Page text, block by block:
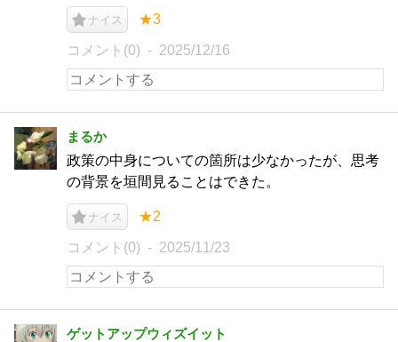
ナイス ★3
コメント(0) 2025/12/16
まるか
政策の中身についての箇所は少なかったが、思考
の背景を垣間見ることはできた。
ナイス ★2
コメント(0) 2025/11/23
ゲットアップウィズイット